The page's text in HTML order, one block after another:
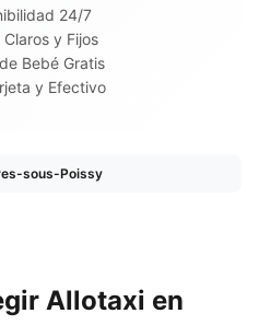
24/7
Claros y Fijos
Bebé Gratis
y Efectivo
sous-Poissy
Allotaxi en